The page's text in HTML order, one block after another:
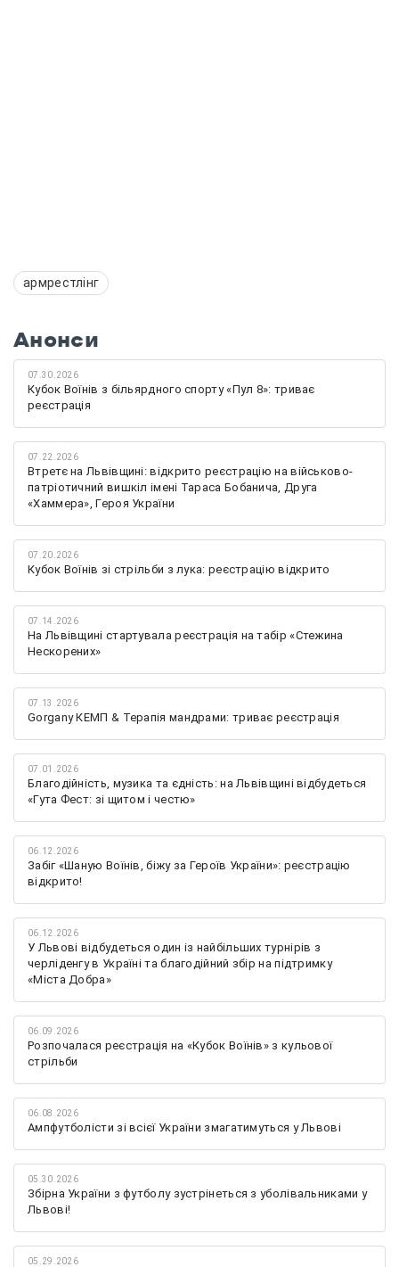
армрестлінг
Анонси
07.30.2026
Кубок Воїнів з більярдного спорту «Пул 8»: триває
реєстрація
07.22.2026
Втретє на Львівщині: відкрито реєстрацію на військово-
патріотичний вишкіл імені Тараса Бобанича, Друга
«Хаммера», Героя України
07.20.2026
Кубок Воїнів зі стрільби з лука: реєстрацію відкрито
07.14.2026
На Львівщині стартувала реєстрація на табір «Стежина
Нескорених»
07.13.2026
Gorgany КЕМП & Терапія мандрами: триває реєстрація
07.01.2026
Благодійність, музика та єдність: на Львівщині відбудеться
«Гута Фест: зі щитом і честю»
06.12.2026
Забіг «Шаную Воїнів, біжу за Героїв України»: реєстрацію
відкрито!
06.12.2026
У Львові відбудеться один із найбільших турнірів з
черліденгу в Україні та благодійний збір на підтримку
«Міста Добра»
06.09.2026
Розпочалася реєстрація на «Кубок Воїнів» з кульової
стрільби
06.08.2026
Ампфутболісти зі всієї України змагатимуться у Львові
05.30.2026
Збірна України з футболу зустрінеться з уболівальниками у
Львові!
05.29.2026